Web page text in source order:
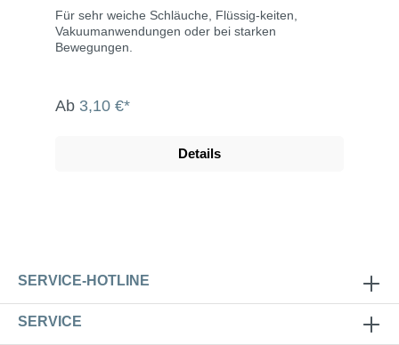
Für sehr weiche Schläuche, Flüssig-keiten,
Vakuumanwendungen oder bei starken
Bewegungen.
Ab 3,10 €*
Details
SERVICE-HOTLINE
SERVICE